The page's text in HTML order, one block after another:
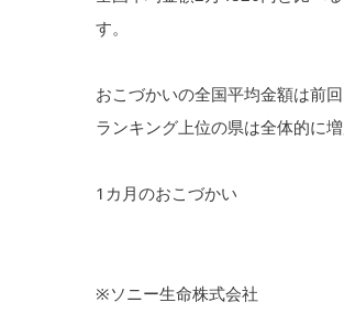
す。
おこづかいの全国平均金額は前
ランキング上位の県は全体的に
1カ月のおこづかい
※ソニー生命株式会社